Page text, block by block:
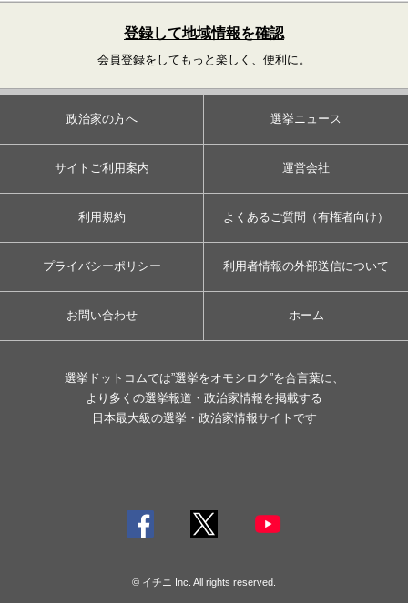
登録して地域情報を確認
会員登録をしてもっと楽しく、便利に。
政治家の方へ 選挙ニュース
サイトご利用案内 運営会社
利用規約 よくあるご質問（有権者向け）
プライバシーポリシー 利用者情報の外部送信について
お問い合わせ ホーム
選挙ドットコムでは”選挙をオモシロク”を合言葉に、
より多くの選挙報道・政治家情報を掲載する
日本最大級の選挙・政治家情報サイトです
© イチニ Inc. All rights reserved.